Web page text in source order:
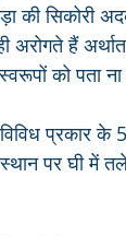
सिकोरी
हैं
को पता
प्रकार के
पर घी में